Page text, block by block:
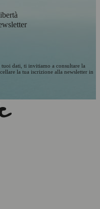
dati, ti invitiamo a consultare la
la tua iscrizione alla newsletter in